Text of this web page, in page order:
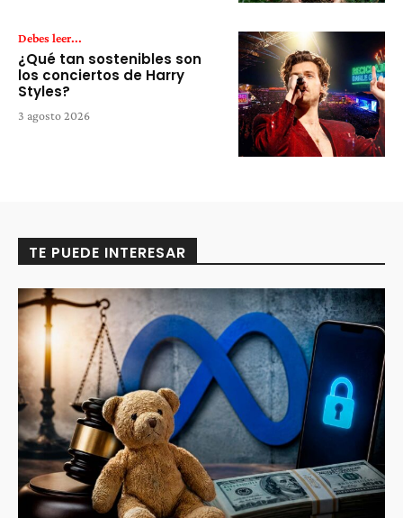
Debes leer...
¿Qué tan sostenibles son
los conciertos de Harry
Styles?
3 agosto 2026
TE PUEDE INTERESAR